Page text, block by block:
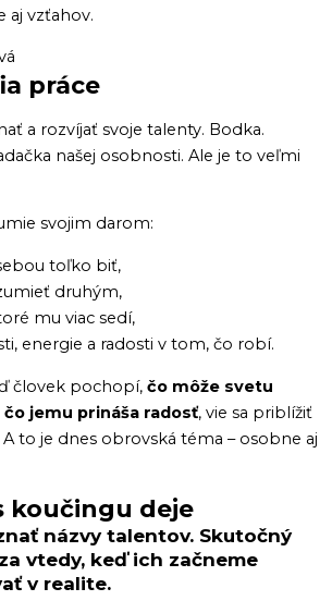
aj vzťahov.
práce
a rozvíjať svoje talenty. Bodka.
našej osobnosti. Ale je to veľmi
svojim darom:
toľko biť,
druhým,
mu viac sedí,
energie a radosti v tom, čo robí.
človek pochopí, čo môže svetu
čo jemu prináša radosť, vie sa priblížiť
to je dnes obrovská téma – osobne aj
koučingu deje
názvy talentov. Skutočný
vtedy, keď ich začneme
v realite.